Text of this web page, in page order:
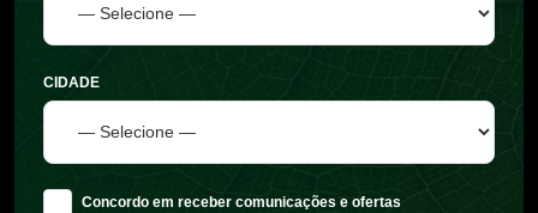
CIDADE
Concordo em receber comunicações e ofertas